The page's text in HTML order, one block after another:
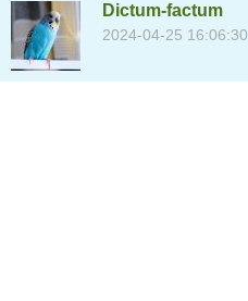
Dictum-factum
2024-04-25 16:06:30